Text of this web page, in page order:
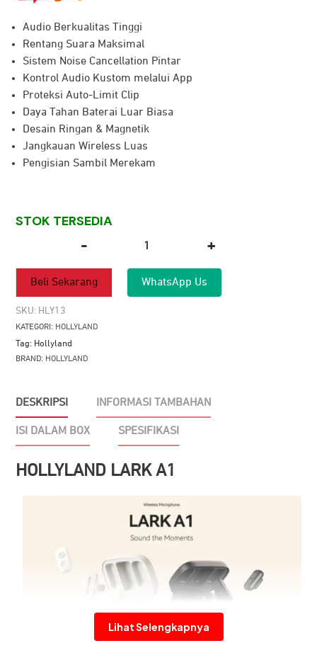
Rp 699.000.
Audio Berkualitas Tinggi
Rentang Suara Maksimal
Sistem Noise Cancellation Pintar
Kontrol Audio Kustom melalui App
Proteksi Auto-Limit Clip
Daya Tahan Baterai Luar Biasa
Desain Ringan & Magnetik
Jangkauan Wireless Luas
Pengisian Sambil Merekam
STOK TERSEDIA
-
HOLLYLAND
LARK
MINI
(TYPE-
+
Beli Sekarang WhatsApp Us
SKU: HLY13
KATEGORI: HOLLYLAND
Tag: Hollyland
BRAND: HOLLYLAND
DESKRIPSI INFORMASI TAMBAHAN
ISI DALAM BOX SPESIFIKASI
HOLLYLAND LARK A1
Lihat Selengkapnya